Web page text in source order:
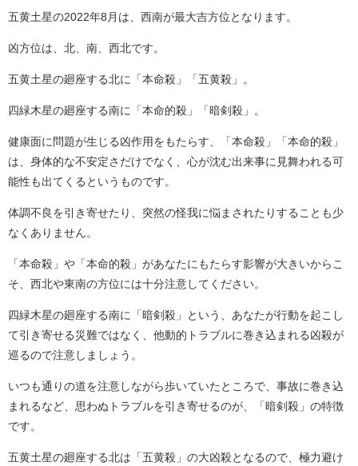
五黄土星の2022年8月は、西南が最大吉方位となります。
凶方位は、北、南、西北です。
五黄土星の廻座する北に「本命殺」「五黄殺」。
四緑木星の廻座する南に「本命的殺」「暗剣殺」。
健康面に問題が生じる凶作用をもたらす、「本命殺」「本命的殺」
は、身体的な不安定さだけでなく、心が沈む出来事に見舞われる可
能性も出てくるというものです。
体調不良を引き寄せたり、突然の怪我に悩まされたりすることも少
なくありません。
「本命殺」や「本命的殺」があなたにもたらす影響が大きいからこ
そ、西北や東南の方位には十分注意してください。
四緑木星の廻座する南に「暗剣殺」という、あなたが行動を起こし
て引き寄せる災難ではなく、他動的トラブルに巻き込まれる凶殺が
巡るので注意しましょう。
いつも通りの道を注意しながら歩いていたところで、事故に巻き込
まれるなど、思わぬトラブルを引き寄せるのが、「暗剣殺」の特徴
です。
五黄土星の廻座する北は「五黄殺」の大凶殺となるので、極力避け